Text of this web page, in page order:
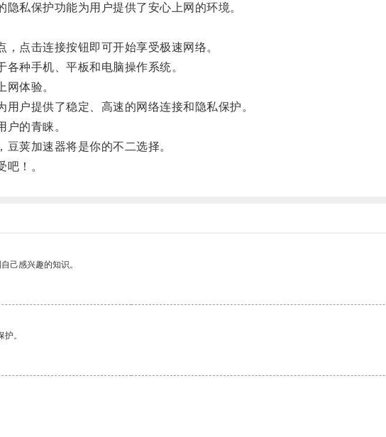
私保护功能为用户提供了安心上网的环境。
点击连接按钮即可开始享受极速网络。
种手机、平板和电脑操作系统。
体验。
户提供了稳定、高速的网络连接和隐私保护。
的青睐。
荚加速器将是你的不二选择。
！。
己感兴趣的知识。
。